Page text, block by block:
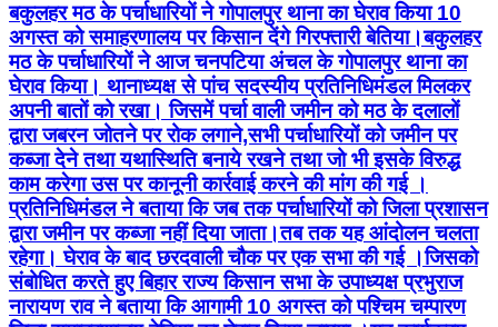
बकुलहर मठ के पर्चाधारियों ने गोपालपुर थाना का घेराव किया 10
अगस्त को समाहरणालय पर किसान देंगे गिरफ्तारी बेतिया।बकुलहर
मठ के पर्चाधारियों ने आज चनपटिया अंचल के गोपालपुर थाना का
घेराव किया। थानाध्यक्ष से पांच सदस्यीय प्रतिनिधिमंडल मिलकर
अपनी बातों को रखा। जिसमें पर्चा वाली जमीन को मठ के दलालों
द्वारा जबरन जोतने पर रोक लगाने,सभी पर्चाधारियों को जमीन पर
कब्जा देने तथा यथास्थिति बनाये रखने तथा जो भी इसके विरुद्ध
काम करेगा उस पर कानूनी कार्रवाई करने की मांग की गई ।
प्रतिनिधिमंडल ने बताया कि जब तक पर्चाधारियों को जिला प्रशासन
द्वारा जमीन पर कब्जा नहीं दिया जाता।तब तक यह आंदोलन चलता
रहेगा। घेराव के बाद छरदवाली चौक पर एक सभा की गई ।जिसको
संबोधित करते हुए बिहार राज्य किसान सभा के उपाध्यक्ष प्रभुराज
नारायण राव ने बताया कि आगामी 10 अगस्त को पश्चिम चम्पारण